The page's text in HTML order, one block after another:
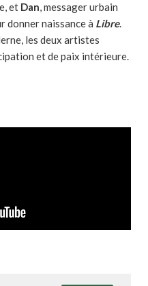
et Dan, messager urbain
donner naissance à Libre.
les deux artistes
et de paix intérieure.